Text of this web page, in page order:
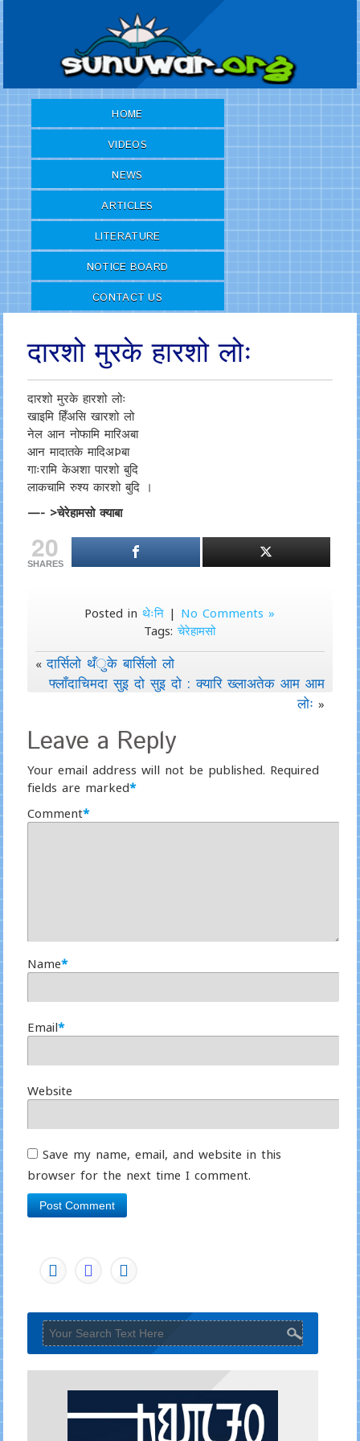
HOME
VIDEOS
NEWS
ARTICLES
LITERATURE
NOTICE BOARD
CONTACT US
दारशो मुरके हारशो लोः
दारशो मुरके हारशो लोः
खाइमि हिँअसि खारशो लो
नेल आन नोफामि मारिअबा
आन मादातके मादिअÞबा
गाःरामि केअशा पारशो बुदि
लाकचामि रुश्य कारशो बुदि ।
—- >चेरेहामसो क्याबा
20
SHARES
Posted inथेःनि | No Comments »
Tags:चेरेहामसो
«दार्सिलो थँुके बार्सिलो लो
फ्लाँदाचिमदा सुइ दो सुइ दो : क्यारि ख्लाअतेक आम आम
लोः »
Leave a Reply
Your email address will not be published. Required
fields are marked*
Comment*
Name*
Email*
Website
Save my name, email, and website in this
browser for the next time I comment.